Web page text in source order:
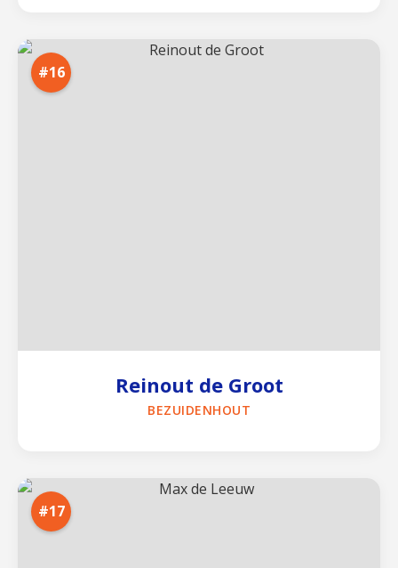
#16
Reinout de Groot
BEZUIDENHOUT
#17